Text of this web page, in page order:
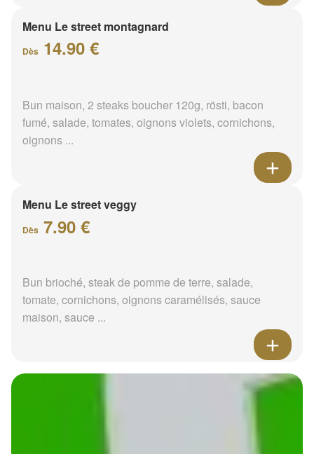
Menu Le street montagnard
Dès 14.90 €
Bun maison, 2 steaks boucher 120g, rösti, bacon
fumé, salade, tomates, oignons violets, cornichons,
oignons ...
Menu Le street veggy
Dès 7.90 €
Bun brioché, steak de pomme de terre, salade,
tomate, cornichons, oignons caramélisés, sauce
maison, sauce ...